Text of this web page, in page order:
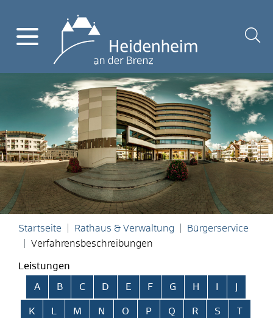
Startseite Rathaus & Verwaltung
Bürgerservice
Verfahrensbeschreibungen
Leistungen
Alphabetisches Register überspringen
A B C D E F G H
K L M N O P Q R S T